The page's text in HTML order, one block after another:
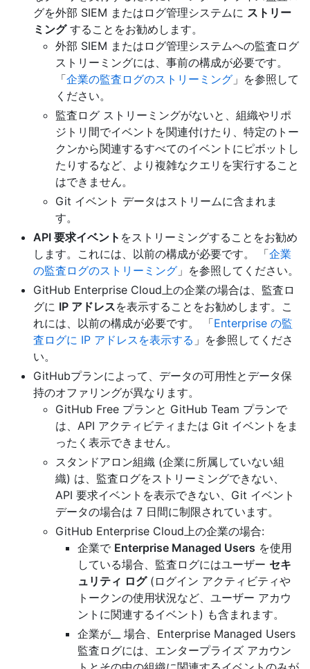
グを外部 SIEM またはログ管理システムに ストリー
ミングすることをお勧めします。
外部 SIEM またはログ管理システムへの監査ログ
ストリーミングには、事前の構成が必要です。
「企業の監査ログのストリーミング 」を参照して
ください。
監査ログ ストリーミングがないと、組織やリポ
ジトリ間でイベントを関連付けたり、特定のトー
クンから関連するすべてのイベントにピボットし
たりするなど、より複雑なクエリを実行すること
はできません。
Git イベント データはストリームに含まれま
す。
API 要求イベント をストリーミングすることをお勧め
します。これには、以前の構成が必要です。 「企業
の監査ログのストリーミング 」を参照してください。
GitHub Enterprise Cloud上の企業の場合は、監査ロ
グに IP アドレスを表示することをお勧めします。こ
れには、以前の構成が必要です。 「Enterprise の監
査ログに IP アドレスを表示する 」を参照してくださ
い。
GitHubプランによって、データの可用性とデータ保
持のオファリングが異なります。
GitHub Free プランと GitHub Team プランで
は、API アクティビティまたは Git イベントをま
ったく表示できません。
スタンドアロン組織 (企業に所属していない組
織) は、監査ログをストリーミングできない、
API 要求イベントを表示できない、Git イベント
データの場合は 7 日間に制限されています。
GitHub Enterprise Cloud上の企業の場合:
企業で Enterprise Managed Users を使用
している場合、監査ログにはユーザー セキ
ュリティ ログ(ログイン アクティビティや
トークンの使用状況など、ユーザー アカウ
ントに関連するイベント) も含まれます。
企業が__ 場合、Enterprise Managed Users
監査ログには、エンタープライズ アカウン